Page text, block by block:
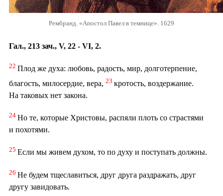
Рембранд. «Апостол Павел в темнице». 1629
Гал., 213 зач., V, 22 - VI, 2.
22 Плод же духа: любовь, радость, мир, долготерпение,
благость, милосердие, вера, 23 кротость, воздержание.
На таковых нет закона.
24 Но те, которые Христовы, распяли плоть со страстями
и похотями.
25 Если мы живем духом, то по духу и поступать должны.
26 Не будем тщеславиться, друг друга раздражать, друг
другу завидовать.